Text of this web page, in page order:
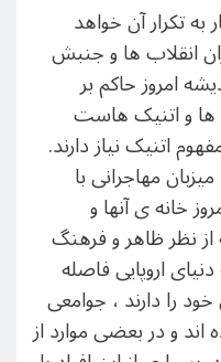
به تکرار آن خواهد
انقلاب ها و جنبش
امروز حاکم بر
و اتنیک هاست
اتنیک نیاز دارند.
مهاجرانی با
خانه ی آنها و
نظر ظاهر و فرهنگ
اروپایی فاصله
را دارند ، جوامعی
و در بعضی موارد از